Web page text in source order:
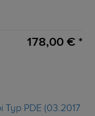
178,00 € *